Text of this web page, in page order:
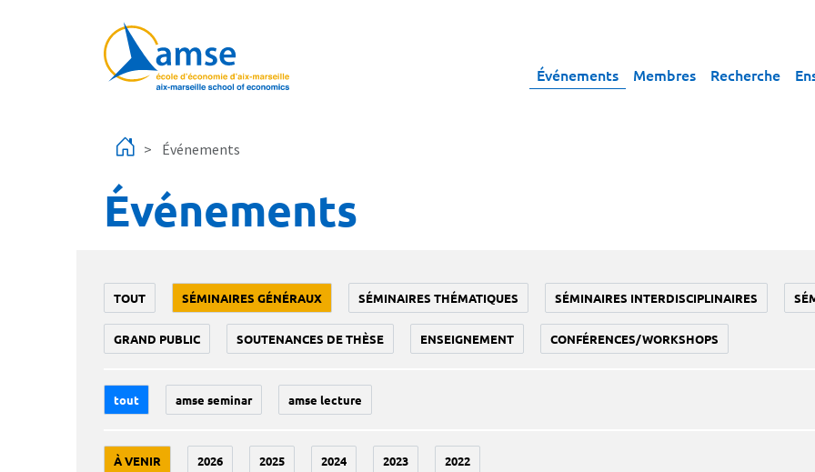
Événements Membres Recherche
Événements
Événements
TOUT SÉMINAIRES GÉNÉRAUX SÉMINAIRES THÉMATIQUES SÉMINAIRES INTERDISCIPLINAIRES
GRAND PUBLIC SOUTENANCES DE THÈSE ENSEIGNEMENT CONFÉRENCES/WORKSHOPS
tout amse seminar amse lecture
À VENIR 2026 2025 2024 2023 2022